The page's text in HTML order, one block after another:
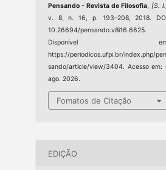
Pensando - Revista de Filosofia, [S.
v. 8, n. 16, p. 193–208, 2018.
10.26694/pensando.v8i16.6625.
Disponível
https://periodicos.ufpi.br/index.php/
sando/article/view/3404. Acesso em:
ago. 2026.
Fomatos de Citação
EDIÇÃO